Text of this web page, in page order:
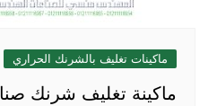
ماكينات تغليف بالشرنك الحراري
ماكينة تغليف شرنك